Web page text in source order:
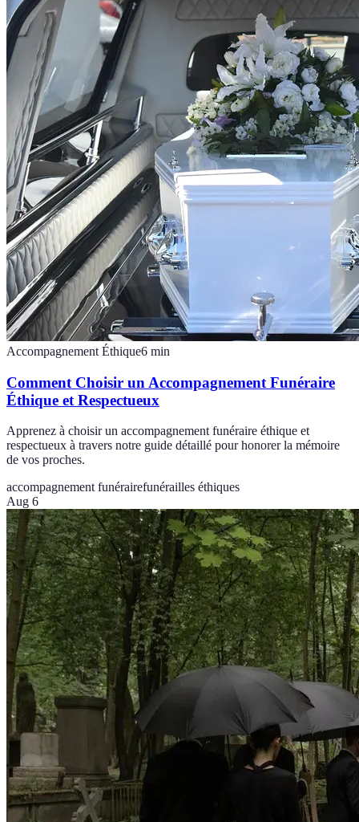
Accompagnement Éthique6 min
Comment Choisir un Accompagnement Funéraire
Éthique et Respectueux
Apprenez à choisir un accompagnement funéraire éthique et
respectueux à travers notre guide détaillé pour honorer la mémoire
de vos proches.
accompagnement funérairefunérailles éthiques
Aug 6